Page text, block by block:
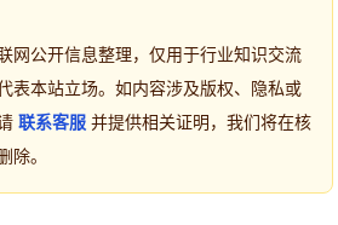
网公开信息整理，仅用于行业知识交流
表本站立场。如内容涉及版权、隐私或
联系客服 并提供相关证明，我们将在核
除。